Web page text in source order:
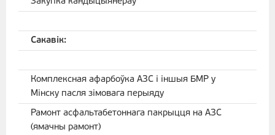
Сакавік:
Комплексная афарбоўка АЗС і іншыя БМР у
Мінску пасля зімовага перыяду
Рамонт асфальтабетоннага пакрыцця на АЗС
(ямачны рамонт)